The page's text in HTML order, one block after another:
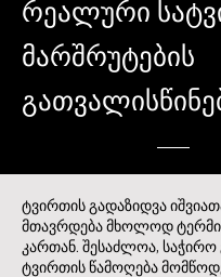
რეალური
მარშრუტების
ტვირთის გადაზიდვა
მთავრდება მხოლოდ
კართან. შესაძლოა, საჭირო
ტვირთის წამოღება